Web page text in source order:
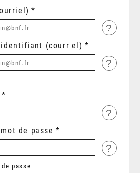
?
identifiant (courriel)
?
?
de passe
?
passe